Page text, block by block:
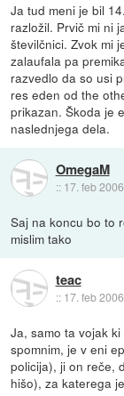
Ja tud meni je bil
razložil. Prvič mi ni
številčnici. Zvok mi
zalaufala pa
razvedlo da so usi
res eden od the
prikazan. Škoda je
naslednjega dela.
OmegaM
:: 17. feb
Saj na koncu bo to
mislim tako
teac
:: 17. feb
Ja, samo ta vojak
spomnim, je v eni
policija), ji on reče,
hišo), za katerega